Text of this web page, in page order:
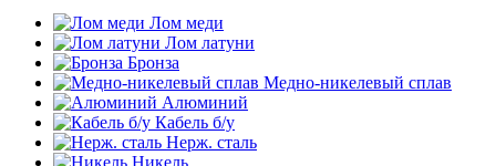
Лом меди
Лом латуни
Бронза
Медно-никелевый сплав
Алюминий
Кабель б/у
Нерж. сталь
Никель